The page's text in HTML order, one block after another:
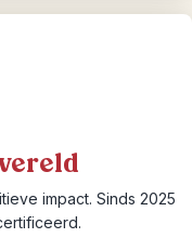
impact. Sinds 2025